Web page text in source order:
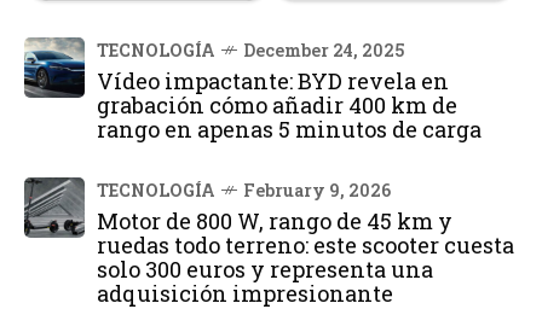
TECNOLOGÍA December 24, 2025
Vídeo impactante: BYD revela en
grabación cómo añadir 400 km de
rango en apenas 5 minutos de carga
TECNOLOGÍA February 9, 2026
Motor de 800 W, rango de 45 km y
ruedas todo terreno: este scooter cuesta
solo 300 euros y representa una
adquisición impresionante